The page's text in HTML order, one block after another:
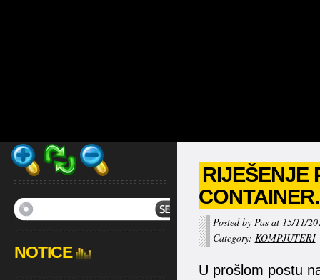
RIJEŠENJE
Posted by Pas at 15/11/
Category: KOMPJUTERI
U prošlom postu
NOTICE